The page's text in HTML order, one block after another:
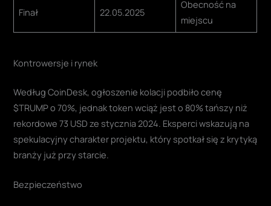
Finał 22.05.2025
Obecność na
miejscu
Kontrowersje i rynek
Według CoinDesk, ogłoszenie kolacji podbiło cenę
$TRUMP o 70%, jednak token wciąż jest o 80% tańszy niż
rekordowe 73 USD ze stycznia 2024. Eksperci wskazują na
spekulacyjny charakter projektu, który spotkał się z krytyką
branży już przy starcie.
Bezpieczeństwo